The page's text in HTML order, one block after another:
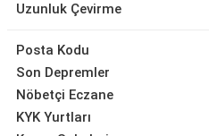
Uzunluk Çevirme
Posta Kodu
Son Depremler
Nöbetçi Eczane
KYK Yurtları